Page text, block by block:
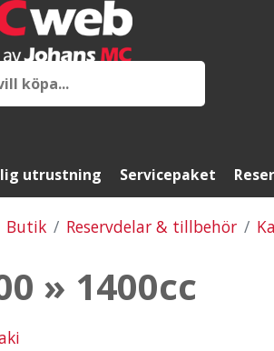
utrustning Servicepaket
Butik Reservdelar & tillbehör
» 1400cc